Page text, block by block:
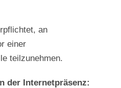
an
einer
teilzunehmen.
der Internetpräsenz: